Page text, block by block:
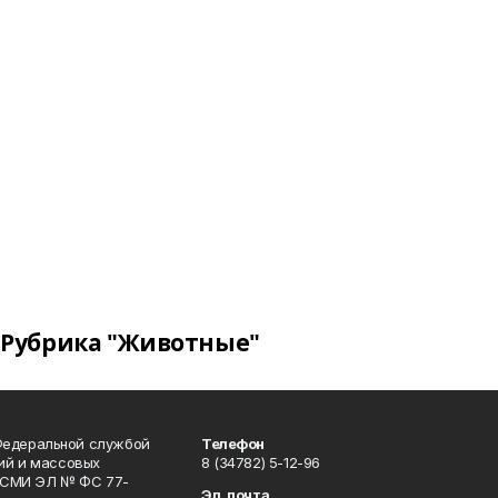
Рубрика "Животные"
службой
и массовых
СМИ ЭЛ № ФС 77-
Телефон
8 (34782) 5-12-96